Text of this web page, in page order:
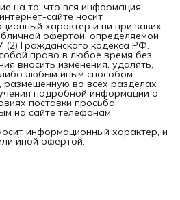
на то, что вся информация
сайте носит
характер и ни при каких
офертой, определяемой
(2) Гражданского кодекса РФ.
право в любое время без
вносить изменения, удалять,
любым иным способом
во всех разделах
подробной информации о
поставки просьба
на сайте телефонам.
информационный характер, и
иной офертой.